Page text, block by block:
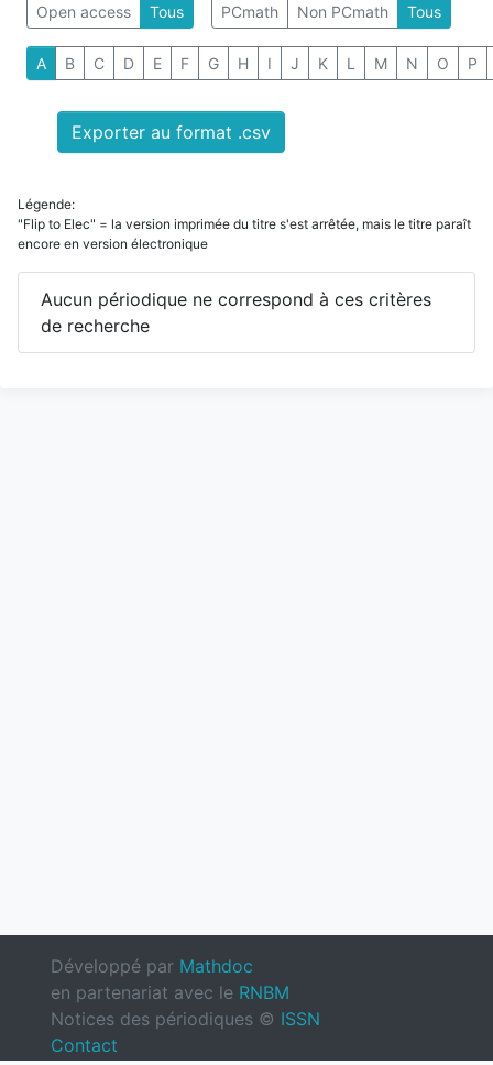
Open access Tous PCmath Non PCmath Tous
A B C D E F G H I J K L M N O P
Exporter au format .csv
Légende:
"Flip to Elec" = la version imprimée du titre s'est arrêtée, mais le titre paraît
encore en version électronique
Aucun périodique ne correspond à ces critères
de recherche
Développé par Mathdoc
en partenariat avec le RNBM
Notices des périodiques © ISSN
Contact